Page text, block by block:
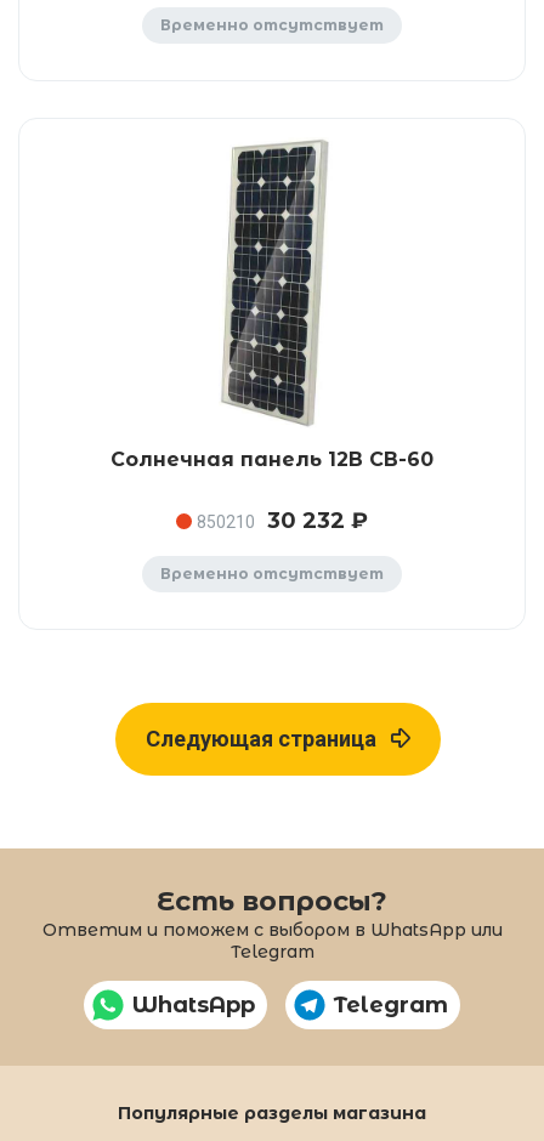
Временно отсутствует
Солнечная панель 12В CB-60
850210 30 232 ₽
Временно отсутствует
Следующая страница
Есть вопросы?
Ответим и поможем с выбором в WhatsApp или
Telegram
WhatsApp Telegram
Популярные разделы магазина